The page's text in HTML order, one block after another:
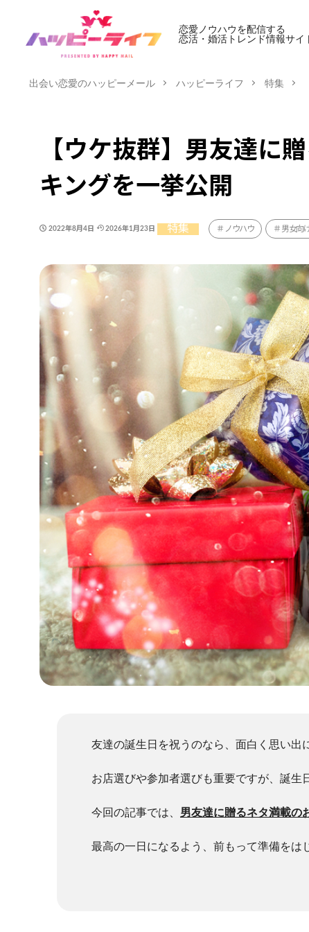
恋愛ノウハウを配信する
恋活・婚活トレンド情報サイ
出会い恋愛のハッピーメール ハッピーライフ 特集
【ウケ抜群】男友達に
キングを一挙公開
2022年8月4日 2026年1月23日 特集 ノウハウ 男女向
友達の誕生日を祝うのなら、面白く思い出
お店選びや参加者選びも重要ですが、誕生
今回の記事では、 男友達に贈るネタ満載の
最高の一日になるよう、前もって準備をは